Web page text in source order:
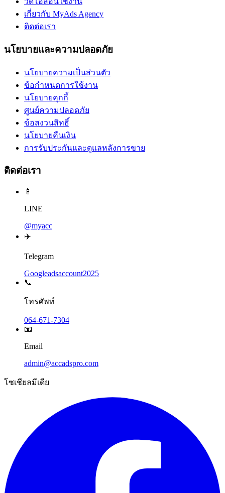
เกี่ยวกับ MyAds Agency
ติดต่อเรา
นโยบายและความปลอดภัย
นโยบายความเป็นส่วนตัว
ข้อกำหนดการใช้งาน
นโยบายคุกกี้
ศูนย์ความปลอดภัย
ข้อสงวนสิทธิ์
นโยบายคืนเงิน
การรับประกันและดูแลหลังการขาย
ติดต่อเรา
📱
LINE
@myacc
✈️
Telegram
Googleadsaccount2025
📞
โทรศัพท์
064-671-7304
📧
Email
admin@accadspro.com
โซเชียลมีเดีย